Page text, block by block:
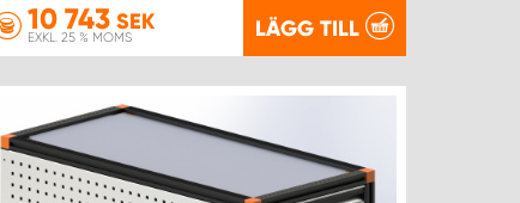
10 743 SEK
EXKL. 25 % MOMS LÄGG TILL